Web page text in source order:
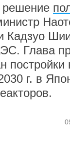
решение
Кадзуо
Глава
г. в